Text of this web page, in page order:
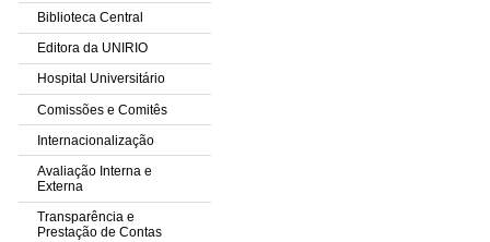
Biblioteca Central
Editora da UNIRIO
Hospital Universitário
Comissões e Comitês
Internacionalização
Avaliação Interna e
Externa
Transparência e
Prestação de Contas